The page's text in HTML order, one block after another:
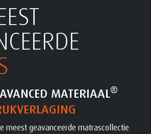
MATERIAAL®
meest geavanceerde matrascollectie